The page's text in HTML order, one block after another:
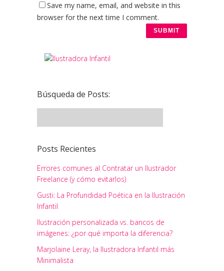
Save my name, email, and website in this
browser for the next time I comment.
Búsqueda de Posts:
Posts Recientes
Errores comunes al Contratar un Ilustrador
Freelance (y cómo evitarlos)
Gusti: La Profundidad Poética en la Ilustración
Infantil
Ilustración personalizada vs. bancos de
imágenes: ¿por qué importa la diferencia?
Marjolaine Leray, la Ilustradora Infantil más
Minimalista